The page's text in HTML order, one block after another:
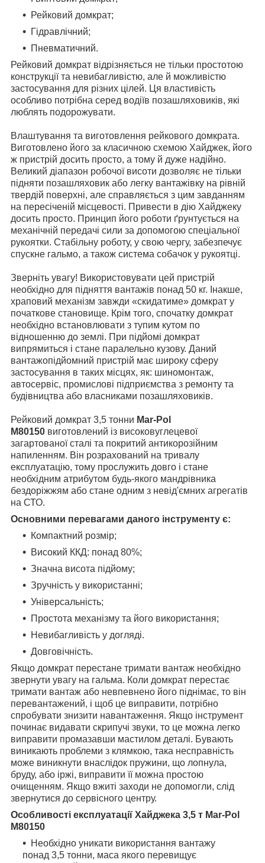
Рейковий домкрат;
Гідравлічний;
Пневматичний.
Рейковий домкрат відрізняється не тільки простотою
конструкції та невибагливістю, але й можливістю
застосування для різних цілей. Ця властивість
особливо потрібна серед водіїв позашляховиків, які
люблять подорожувати.
Влаштування та виготовлення рейкового домкрата.
Виготовлено його за класичною схемою Хайджек, його
ж пристрій досить просто, а тому й дуже надійно.
Великий діапазон робочої висоти дозволяє не тільки
підняти позашляховик або легку вантажівку на рівній
твердій поверхні, але справляється з цим завданням
на пересіченій місцевості. Привести в дію Хайджеку
досить просто. Принцип його роботи ґрунтується на
механічній передачі сили за допомогою спеціальної
рукоятки. Стабільну роботу, у свою чергу, забезпечує
спускне гальмо, а також система собачок у рукоятці.
Зверніть увагу! Використовувати цей пристрій
необхідно для підняття вантажів понад 50 кг. Інакше,
храповий механізм завжди «скидатиме» домкрат у
початкове становище. Крім того, спочатку домкрат
необхідно встановлювати з тупим кутом по
відношенню до землі. При підйомі домкрат
випрямиться і стане паралельно кузову. Даний
вантажопідйомний пристрій має широку сферу
застосування в таких місцях, як: шиномонтаж,
автосервіс, промислові підприємства з ремонту та
будівництва або власниками позашляховиків.
Рейковий домкрат 3,5 тонни Mar-Pol
M80150 виготовлений із високовуглецевої
загартованої сталі та покритий антикорозійним
напиленням. Він розрахований на тривалу
експлуатацію, тому прослужить довго і стане
необхідним атрибутом будь-якого мандрівника
бездоріжжям або стане одним з невід'ємних агрегатів
на СТО.
Основними перевагами даного інструменту є:
Компактний розмір;
Високий ККД: понад 80%;
Значна висота підйому;
Зручність у використанні;
Універсальність;
Простота механізму та його використання;
Невибагливість у догляді.
Довговічність.
Якщо домкрат перестане тримати вантаж необхідно
звернути увагу на гальма. Коли домкрат перестає
тримати вантаж або невпевнено його піднімає, то він
перевантажений, і щоб це виправити, потрібно
спробувати знизити навантаження. Якщо інструмент
починає видавати скрипучі звуки, то це можна легко
виправити промазавши мастилом деталі. Бувають
виникають проблеми з клямкою, така несправність
може виникнути внаслідок пружини, що лопнула,
бруду, або іржі, виправити її можна простою
очищенням. Якщо вжиті заходи не допомогли, слід
звернутися до сервісного центру.
Особливості експлуатації Хайджека 3,5 т Mar-Pol
M80150
Необхідно уникати використання вантажу
понад 3,5 тонни, маса якого перевищує